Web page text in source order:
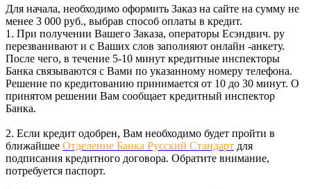
Для начала, необходимо оформить Заказ на сайте на сумму не
менее 3 000 руб., выбрав способ оплаты в кредит.
1. При получении Вашего Заказа, операторы Есэндвич. ру
перезванивают и с Ваших слов заполняют онлайн -анкету.
После чего, в течение 5-10 минут кредитные инспекторы
Банка связываются с Вами по указанному номеру телефона.
Решение по кредитованию принимается от 10 до 30 минут. О
принятом решении Вам сообщает кредитный инспектор
Банка.
2. Если кредит одобрен, Вам необходимо будет пройти в
ближайшее Отделение Банка Русский Стандарт для
подписания кредитного договора. Обратите внимание,
потребуется паспорт.